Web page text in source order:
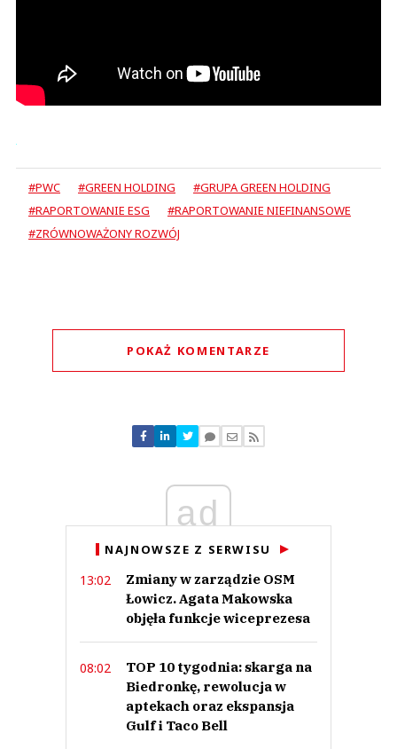
#PWC #GREEN HOLDING
#GRUPA GREEN HOLDING
#RAPORTOWANIE ESG
#RAPORTOWANIE NIEFINANSOWE
#ZRÓWNOWAŻONY ROZWÓJ
POKAŻ KOMENTARZE
Nie znaleziono komentarzy
Zostaw swoje komentarze
Anuluj
ad
NAJNOWSZE Z SERWISU
13:02
Zmiany w zarządzie OSM
Łowicz. Agata Makowska
objęła funkcje wiceprezesa
08:02
TOP 10 tygodnia: skarga na
Biedronkę, rewolucja w
aptekach oraz ekspansja
Gulf i Taco Bell